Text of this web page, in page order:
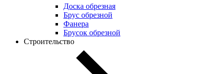
Доска обрезная
Брус обрезной
Фанера
Брусок обрезной
Строительство